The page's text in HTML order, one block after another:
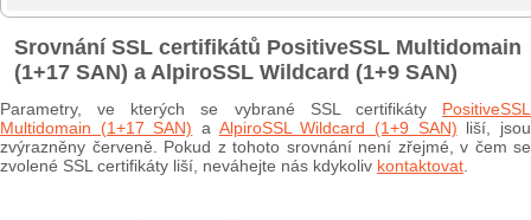
Srovnání SSL certifikátů PositiveSSL Multidomain
(1+17 SAN) a AlpiroSSL Wildcard (1+9 SAN)
Parametry, ve kterých se vybrané SSL certifikáty PositiveSSL
Multidomain (1+17 SAN) a AlpiroSSL Wildcard (1+9 SAN) liší, jsou
zvýrazněny červeně. Pokud z tohoto srovnání není zřejmé, v čem se
zvolené SSL certifikáty liší, neváhejte nás kdykoliv kontaktovat